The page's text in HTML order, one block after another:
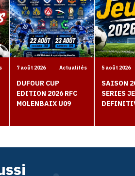
7 août 2026 Actualités
DUFOUR CUP
EDITION 2026 RFC
MOLENBAIX U09
5 août 2026
SAISON
SERIES